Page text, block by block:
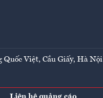
Quốc Việt, Cầu Giấy, Hà Nội